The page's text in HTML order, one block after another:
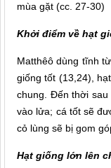
mùa gặt (cc. 27-30)
Khởi điểm về hạt
Matthêô dùng tĩnh
giống tốt (13,24),
chung. Đến thời
vào lửa; cá tốt sẽ
cỏ lùng sẽ bị gom
Hạt giống lớn lên